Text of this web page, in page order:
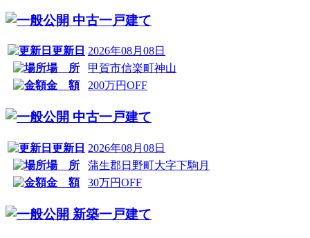
中古一戸建て
更新日 2026年08月08日
場 所
甲賀市信楽町神山
金 額
200万円OFF
中古一戸建て
更新日 2026年08月08日
場 所
蒲生郡日野町大字下駒月
金 額
30万円OFF
新築一戸建て